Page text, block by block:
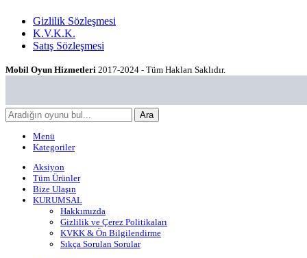
Gizlilik Sözleşmesi
K.V.K.K.
Satış Sözleşmesi
Mobil Oyun Hizmetleri 2017-2024 - Tüm Hakları Saklıdır.
Ara
Menü
Kategoriler
Aksiyon
Tüm Ürünler
Bize Ulaşın
KURUMSAL
Hakkımızda
Gizlilik ve Çerez Politikaları
KVKK & Ön Bilgilendirme
Sıkça Sorulan Sorular